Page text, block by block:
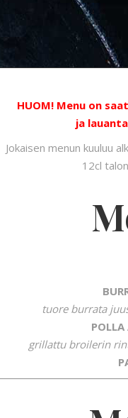
HUOM! Menu on
ja
Jokaisen menun kuuluu
12cl
tuore burrata
grillattu broilerin